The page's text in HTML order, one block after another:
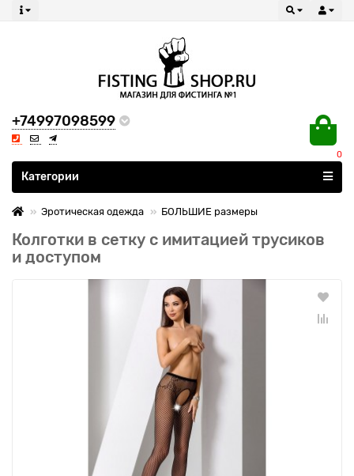
+74997098599
0
Все категории
Категории
Эротическая одежда БОЛЬШИЕ размеры
Колготки в сетку с имитацией трусиков
и доступом